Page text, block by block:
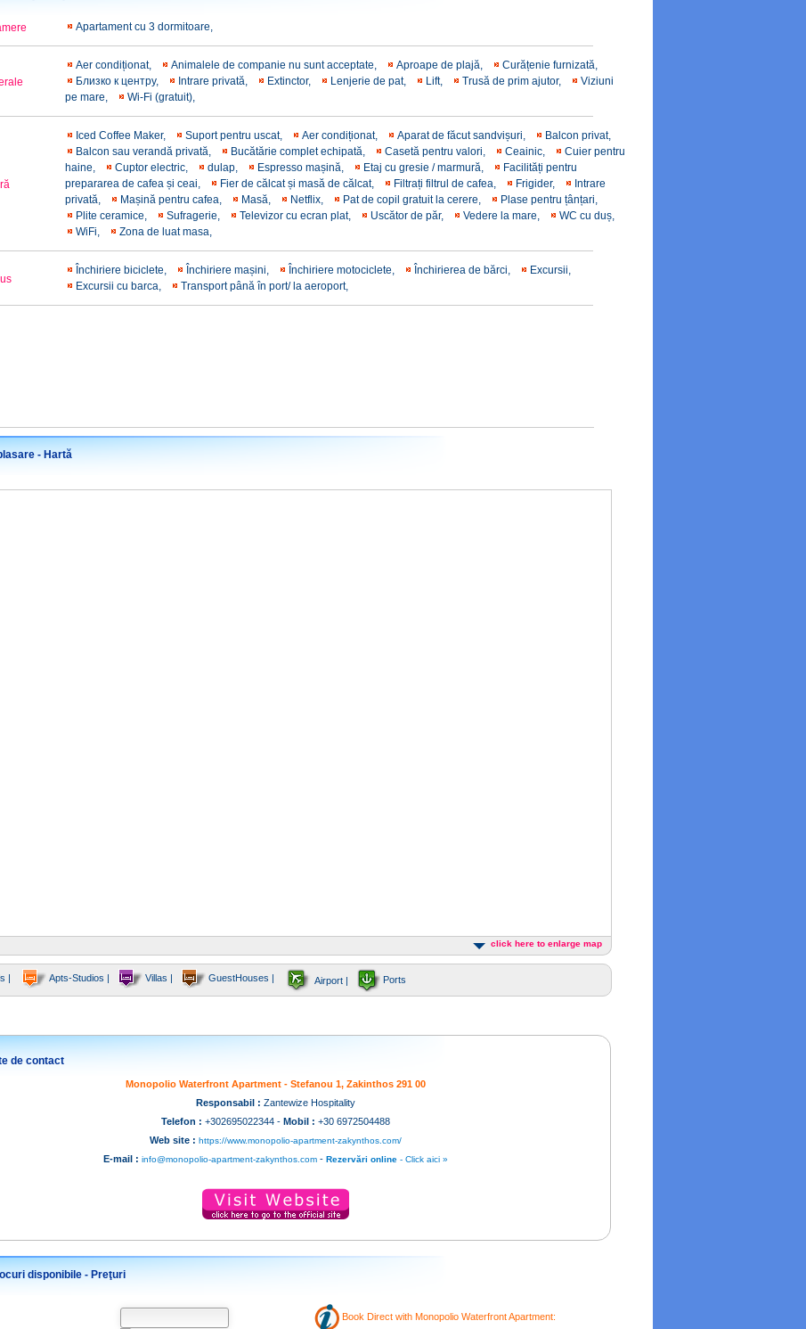
Apartament cu 3 dormitoare,
Aer condiționat, Animalele de companie nu sunt acceptate, Aproape de plajă,
Curățenie furnizată,
Близко к центру,
Intrare privată, Εxtinctor, Lenjerie de pat, Lift, Trusă de prim ajutor,
Viziuni
pe mare,
Wi-Fi (gratuit),
Iced Coffee Maker, Suport pentru uscat, Aer condiționat, Aparat de făcut sandvișuri,
Balcon privat,
Balcon sau verandă privată,
Bucătărie complet echipată, Casetă pentru valori, Ceainic,
Cuier pentru
haine,
Cuptor electric, dulap, Espresso mașină, Etaj cu gresie / marmură,
Facilități pentru
prepararea de cafea și ceai,
Fier de călcat și masă de călcat, Filtrați filtrul de cafea, Frigider,
Intrare
privată,
Mașină pentru cafea, Masă, Netflix, Pat de copil gratuit la cerere,
Plase pentru țânțari,
Plite ceramice,
Sufragerie, Televizor cu ecran plat, Uscător de păr, Vedere la mare,
WC cu duș,
WiFi,
Zona de luat masa,
Închiriere biciclete, Închiriere mașini, Închiriere motociclete, Închirierea de bărci,
Excursii,
Excursii cu barca,
Transport până în port/ la aeroport,
- Hartă
click here to enlarge map
| Apts-Studios | Villas | GuestHouses | Airport | Ports
de contact
Monopolio Waterfront Apartment - Stefanou 1, Zakinthos 291 00
Responsabil : Zantewize Hospitality
Telefon : +302695022344 - Mobil : +30 6972504488
Web site : https://www.monopolio-apartment-zakynthos.com/
E-mail : info@monopolio-apartment-zakynthos.com- Rezervări online- Click aici »
disponibile - Preţuri
Book Direct with Monopolio Waterfront Apartment: